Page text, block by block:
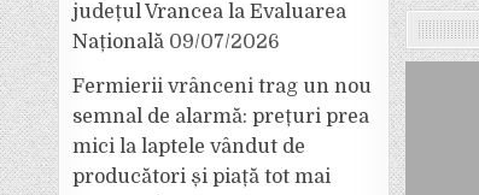
județul Vrancea la Evaluarea
Națională 09/07/2026
Fermierii vrânceni trag un nou
semnal de alarmă: prețuri prea
mici la laptele vândut de
producători și piață tot mai